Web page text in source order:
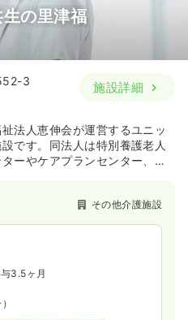
の里津福
3
施設詳細
法人恵伸会が運営するユニッ
です。同法人は特別養護老人
ーやケアプランセンター、シ
その他介護施設
3.5ヶ月